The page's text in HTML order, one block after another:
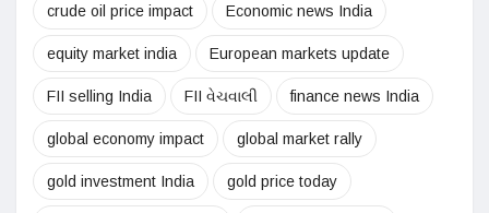
crude oil price impact Economic news India
equity market india European markets update
FII selling India FII વેચવાલી finance news India
global economy impact global market rally
gold investment India gold price today